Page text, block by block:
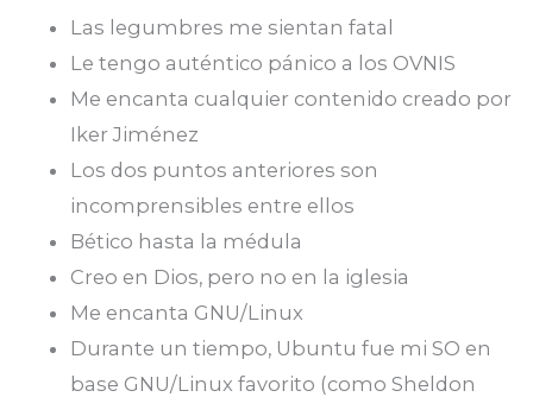
Las legumbres me sientan fatal
Le tengo auténtico pánico a los OVNIS
Me encanta cualquier contenido creado por
Iker Jiménez
Los dos puntos anteriores son
incomprensibles entre ellos
Bético hasta la médula
Creo en Dios, pero no en la iglesia
Me encanta GNU/Linux
Durante un tiempo, Ubuntu fue mi SO en
base GNU/Linux favorito (como Sheldon